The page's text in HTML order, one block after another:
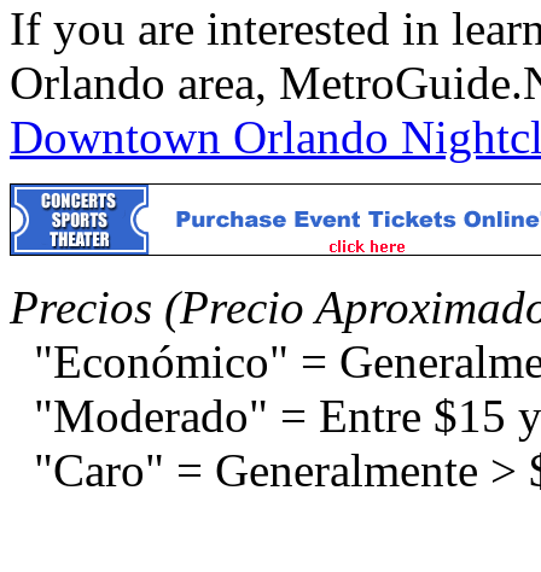
If you are interested in
Orlando area,
Downtown Orlando
Precios (Precio
"Económico" =
"Moderado" = Entre $15
"Caro" = Generalmente >